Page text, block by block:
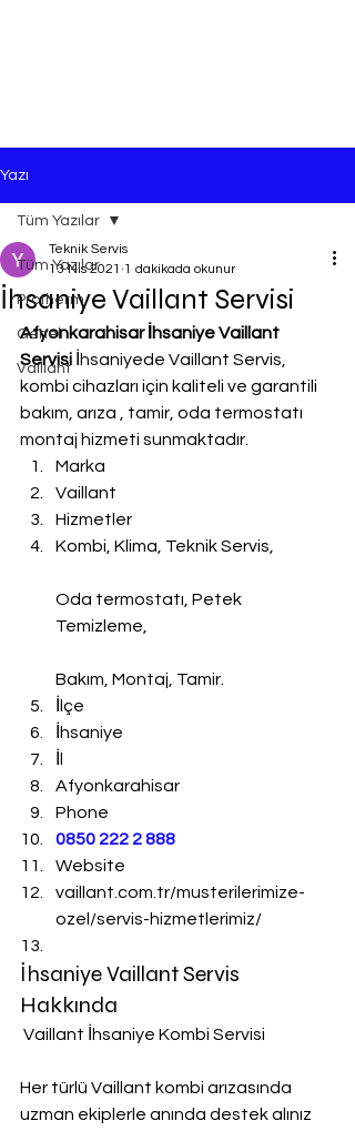
Yazı
Tüm Yazılar
Protherm
Genel
Vaillant
Tüm Yazılar
İhsaniye Vaillant Servisi
Teknik Servis
13 Nis 2021 1 dakikada okunur
Afyonkarahisar İhsaniye Vaillant
Servisi İhsaniyede Vaillant Servis,
kombi cihazları için kaliteli ve garantili
bakım, arıza , tamir, oda termostatı
montaj hizmeti sunmaktadır.
Marka
Vaillant
Hizmetler
Kombi, Klima, Teknik Servis,
Oda termostatı, Petek
Temizleme,
Bakım, Montaj, Tamir.
İlçe
İhsaniye
Afyonkarahisar
Phone
0850 222 2 888
Website
vaillant.com.tr/musterilerimize-
ozel/servis-hizmetlerimiz/
İhsaniye Vaillant Servis
Hakkında
Vaillant İhsaniye Kombi Servisi
Her türlü Vaillant kombi arızasında
uzman ekiplerle anında destek alınız